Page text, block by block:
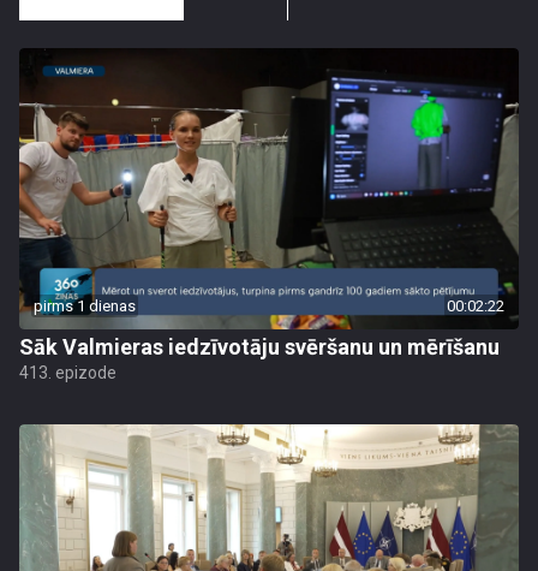
pirms 1 dienas 00:02:22
Sāk Valmieras iedzīvotāju svēršanu un mērīšanu
413. epizode